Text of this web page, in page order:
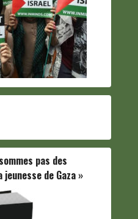
pas des
de Gaza »